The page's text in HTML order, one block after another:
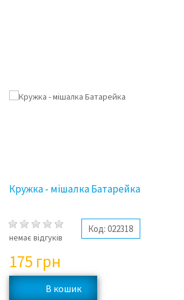
Кружка - мішалка Батарейка
немає відгуків
Код: 022318
175 грн